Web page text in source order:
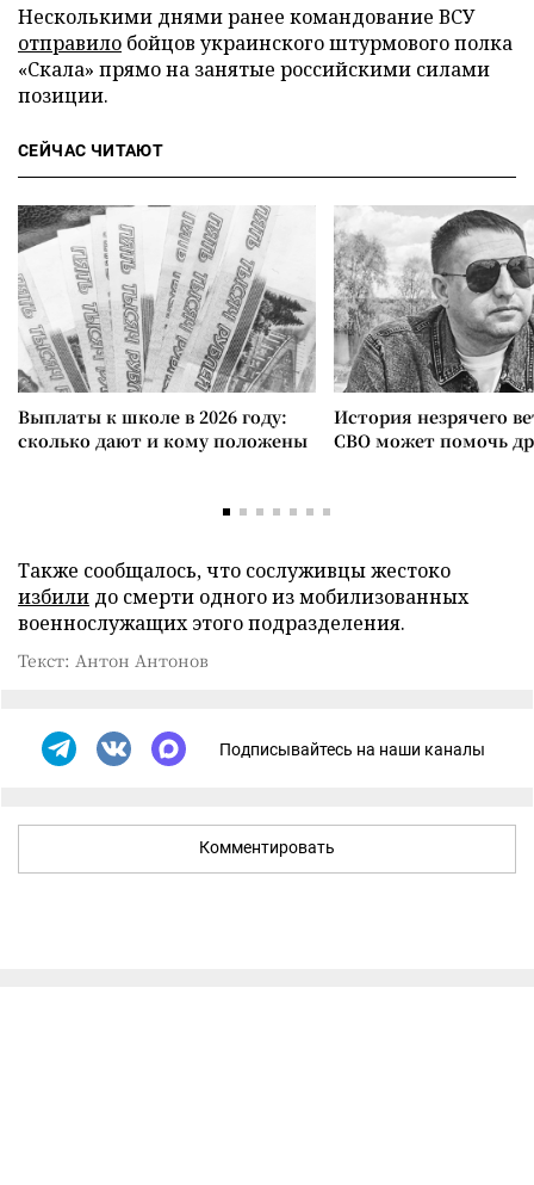
Несколькими днями ранее командование ВСУ
отправило бойцов украинского штурмового полка
«Скала» прямо на занятые российскими силами
позиции.
СЕЙЧАС ЧИТАЮТ
Выплаты к школе в 2026 году:
сколько дают и кому положены
История незрячего
СВО может помочь
Также сообщалось, что сослуживцы жестоко
избили до смерти одного из мобилизованных
военнослужащих этого подразделения.
Текст: Антон Антонов
Подписывайтесь на наши каналы
Комментировать